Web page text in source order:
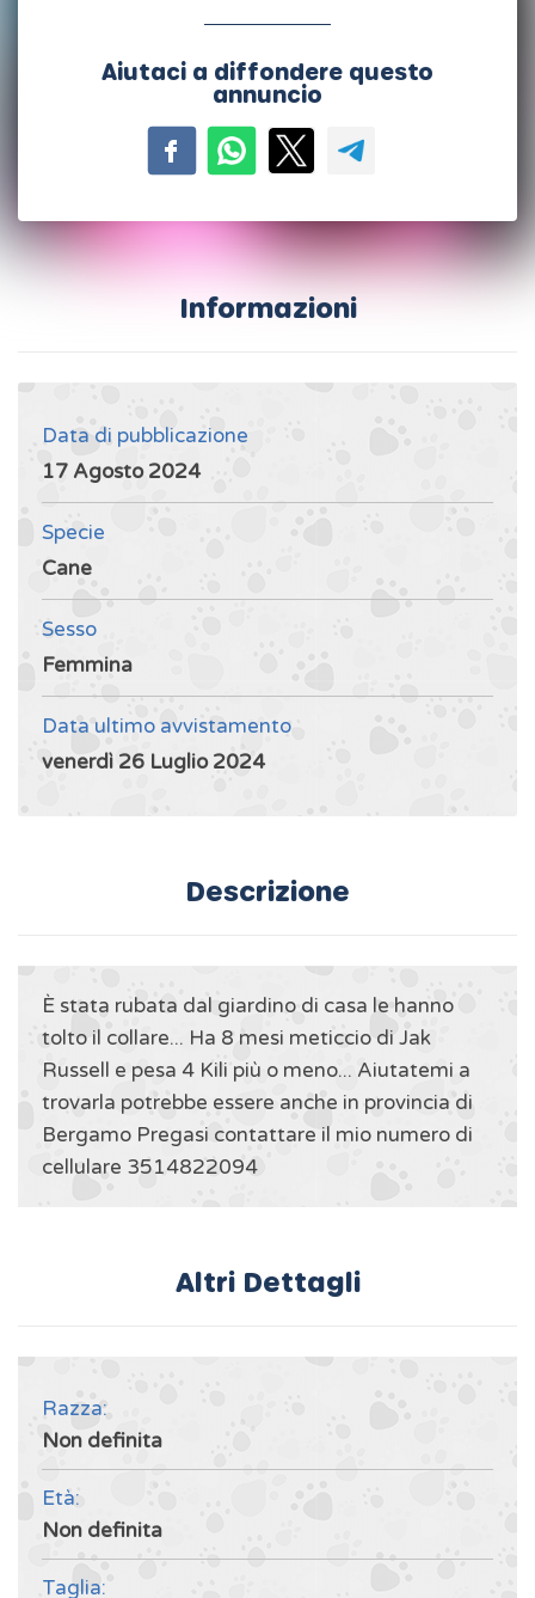
Aiutaci a diffondere questo
annuncio
Informazioni
Data di pubblicazione
17 Agosto 2024
Specie
Cane
Sesso
Femmina
Data ultimo avvistamento
venerdì 26 Luglio 2024
Descrizione
È stata rubata dal giardino di casa le hanno
tolto il collare... Ha 8 mesi meticcio di Jak
Russell e pesa 4 Kili più o meno... Aiutatemi a
trovarla potrebbe essere anche in provincia di
Bergamo Pregasi contattare il mio numero di
cellulare 3514822094
Altri Dettagli
Razza:
Non definita
Età:
Non definita
Taglia: